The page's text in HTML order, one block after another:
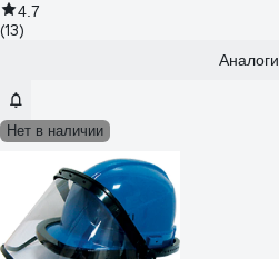
4.7
(13)
Аналоги
Нет в наличии